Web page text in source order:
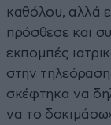
καθόλου, αλλά
πρόσθεσε και
εκπομπές
στην
σκέφτηκα να
να το